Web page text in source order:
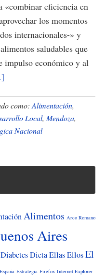
«combinar eficiencia en
los momentos
internacionales-» y
saludables que
impulso económico y al
La
crisis
energética
alimentación
como: Alimentación,
Local, Mendoza,
Nacional
Alimentos Arco Romano
Aires
DiabetesDietaEllasEllosEl
España Estrategia Firefox Internet Explorer